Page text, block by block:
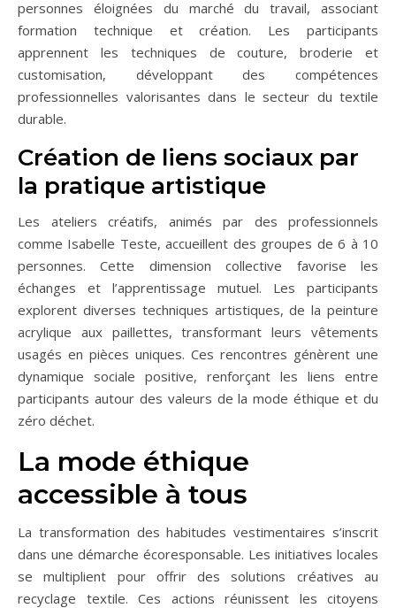
personnes éloignées du marché du travail, associant
formation technique et création. Les participants
apprennent les techniques de couture, broderie et
customisation, développant des compétences
professionnelles valorisantes dans le secteur du textile
durable.
Création de liens sociaux par
la pratique artistique
Les ateliers créatifs, animés par des professionnels
comme Isabelle Teste, accueillent des groupes de 6 à 10
personnes. Cette dimension collective favorise les
échanges et l’apprentissage mutuel. Les participants
explorent diverses techniques artistiques, de la peinture
acrylique aux paillettes, transformant leurs vêtements
usagés en pièces uniques. Ces rencontres génèrent une
dynamique sociale positive, renforçant les liens entre
participants autour des valeurs de la mode éthique et du
zéro déchet.
La mode éthique
accessible à tous
La transformation des habitudes vestimentaires s’inscrit
dans une démarche écoresponsable. Les initiatives locales
se multiplient pour offrir des solutions créatives au
recyclage textile. Ces actions réunissent les citoyens